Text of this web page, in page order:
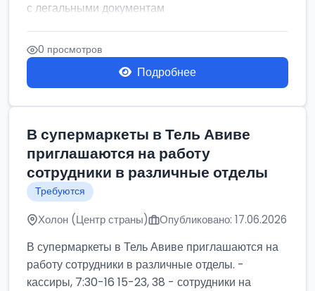
с легальными документам
0 просмотров
Подробнее
В супермаркеты в Тель Авиве
приглашаются на работу
сотрудники в различные отделы
Требуются
Холон (Центр страны) Опубликовано: 17.06.2026
В супермаркеты в Тель Авиве приглашаются на
работу сотрудники в различные отделы. -
кассиры, 7:30-16 15-23, 38 - сотрудники на